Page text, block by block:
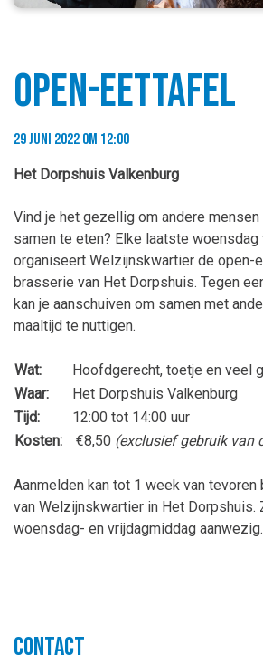
Open-eettafel
29 juni 2022 om 12:00
Het Dorpshuis Valkenburg
Vind je het gezellig om andere
samen te eten? Elke laatste woensdag
organiseert Welzijnskwartier de open-
brasserie van Het Dorpshuis. Tegen
kan je aanschuiven om samen met
maaltijd te nuttigen.
Wat:
Hoofdgerecht, toetje en veel
Waar:
Het Dorpshuis Valkenburg
Tijd:
12:00 tot 14:00 uur
Kosten:
€8,50 (exclusief gebruik van
Aanmelden kan tot 1 week van
van Welzijnskwartier in Het Dorpshuis.
woensdag- en vrijdagmiddag aanwezig.
Contact